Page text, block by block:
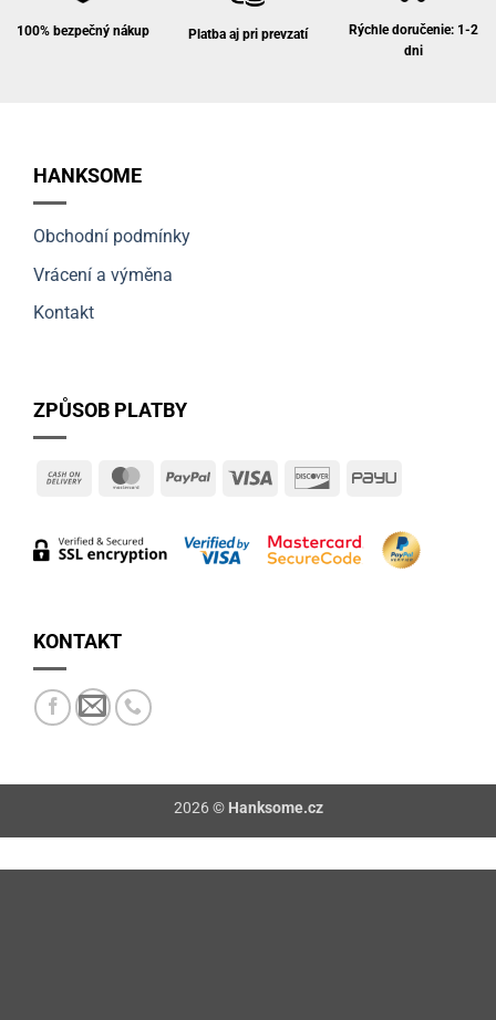
100% bezpečný nákup Platba aj pri prevzatí
Rýchle doručenie: 1-2
dni
HANKSOME
Obchodní podmínky
Vrácení a výměna
Kontakt
ZPŮSOB PLATBY
Cash
MasterCardPayPal Visa DiscoverPayU
KONTAKT
2026 © Hanksome.cz